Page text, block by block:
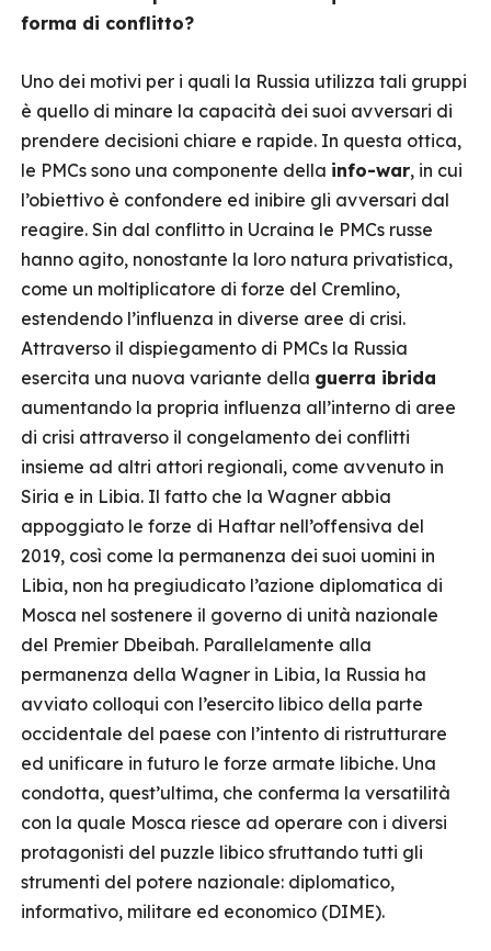
forma di conflitto?
Uno dei motivi per i quali la Russia utilizza tali gruppi
è quello di minare la capacità dei suoi avversari di
prendere decisioni chiare e rapide. In questa ottica,
le PMCs sono una componente della info-war, in cui
l’obiettivo è confondere ed inibire gli avversari dal
reagire. Sin dal conflitto in Ucraina le PMCs russe
hanno agito, nonostante la loro natura privatistica,
come un moltiplicatore di forze del Cremlino,
estendendo l’influenza in diverse aree di crisi.
Attraverso il dispiegamento di PMCs la Russia
esercita una nuova variante della guerra ibrida
aumentando la propria influenza all’interno di aree
di crisi attraverso il congelamento dei conflitti
insieme ad altri attori regionali, come avvenuto in
Siria e in Libia. Il fatto che la Wagner abbia
appoggiato le forze di Haftar nell’offensiva del
2019, così come la permanenza dei suoi uomini in
Libia, non ha pregiudicato l’azione diplomatica di
Mosca nel sostenere il governo di unità nazionale
del Premier Dbeibah. Parallelamente alla
permanenza della Wagner in Libia, la Russia ha
avviato colloqui con l’esercito libico della parte
occidentale del paese con l’intento di ristrutturare
ed unificare in futuro le forze armate libiche. Una
condotta, quest’ultima, che conferma la versatilità
con la quale Mosca riesce ad operare con i diversi
protagonisti del puzzle libico sfruttando tutti gli
strumenti del potere nazionale: diplomatico,
informativo, militare ed economico (DIME).